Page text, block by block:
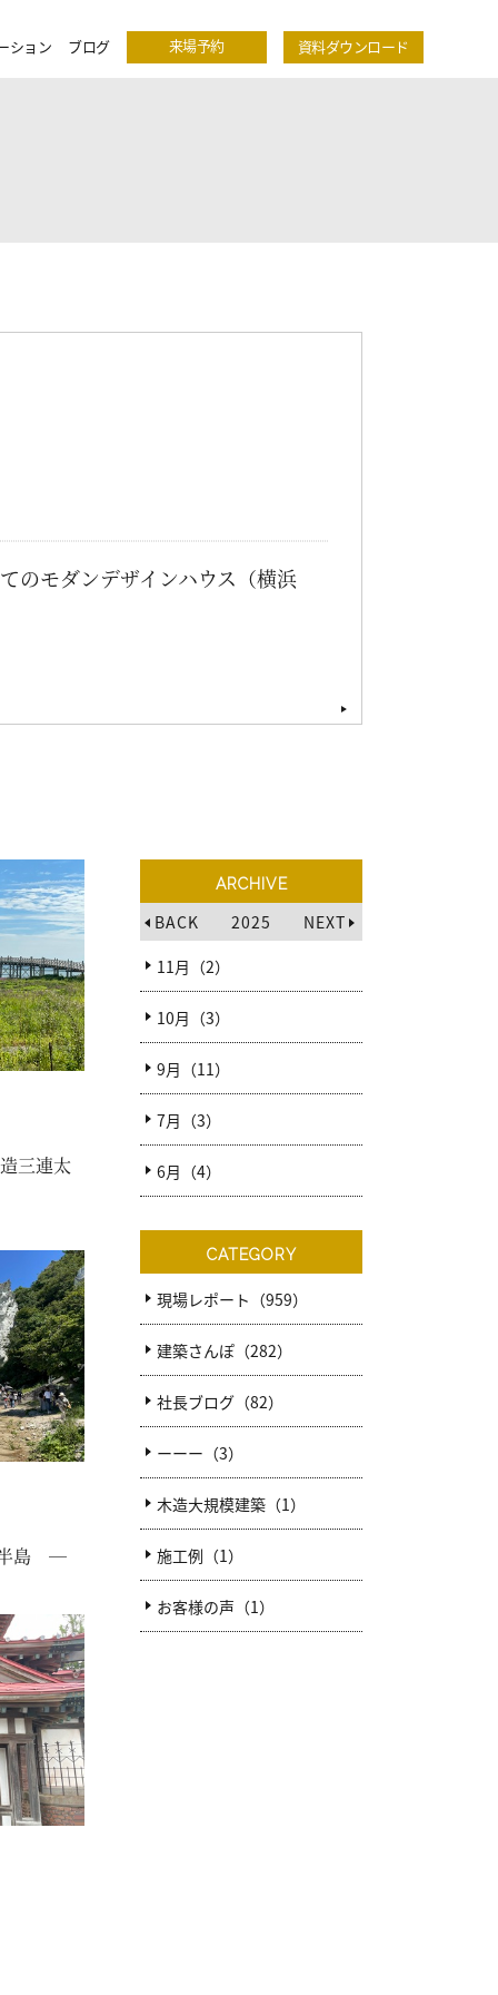
ション ブログ 来場予約 資料ダウンロード
のモダンデザインハウス（横浜
三連太
島 ―
ARCHIVE
BACK 2025
NEXT
11月（2）
10月（3）
9月（11）
7月（3）
6月（4）
CATEGORY
現場レポート（959）
建築さんぽ（282）
社長ブログ（82）
ーーー（3）
木造大規模建築（1）
施工例（1）
お客様の声（1）